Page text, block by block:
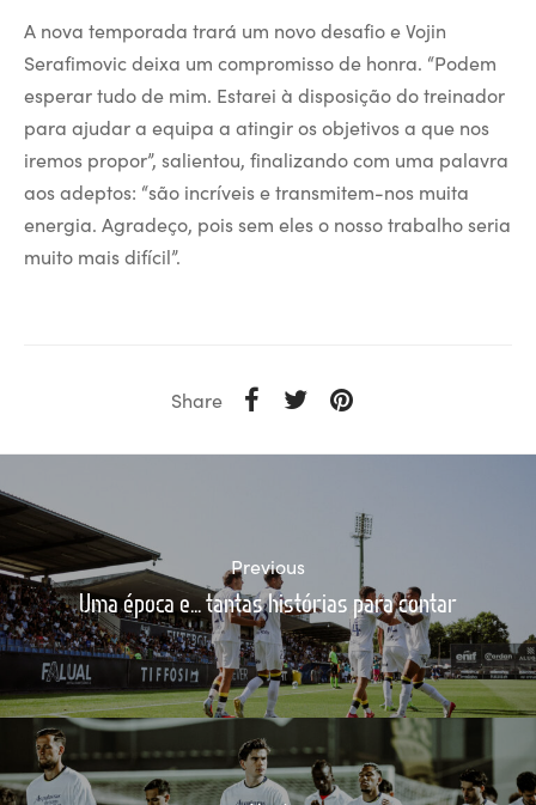
A nova temporada trará um novo desafio e Vojin
Serafimovic deixa um compromisso de honra. “Podem
esperar tudo de mim. Estarei à disposição do treinador
para ajudar a equipa a atingir os objetivos a que nos
iremos propor”, salientou, finalizando com uma palavra
aos adeptos: “são incríveis e transmitem-nos muita
energia. Agradeço, pois sem eles o nosso trabalho seria
muito mais difícil”.
Share
Previous
Uma época e... tantas histórias para contar